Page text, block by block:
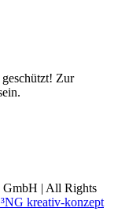
Zur
| All Rights
kreativ-konzept